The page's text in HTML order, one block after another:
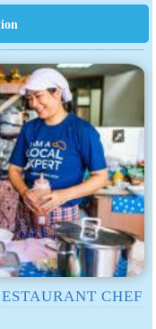
CHEF